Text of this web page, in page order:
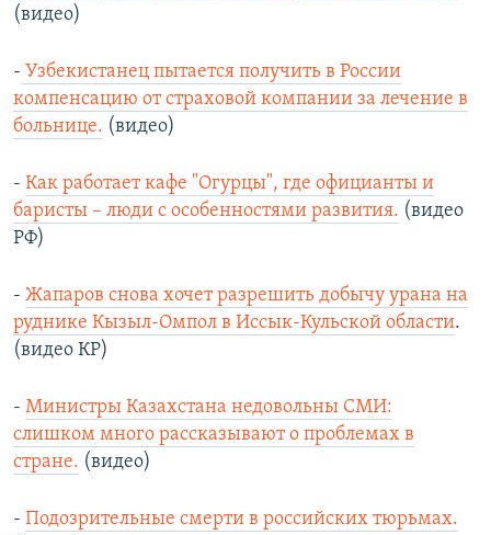
(видео)
- Узбекистанец пытается получить в России
компенсацию от страховой компании за лечение в
больнице. (видео)
- Как работает кафе "Огурцы", где официанты и
баристы – люди с особенностями развития. (видео
РФ)
- Жапаров снова хочет разрешить добычу урана на
руднике Кызыл-Омпол в Иссык-Кульской области.
(видео КР)
- Министры Казахстана недовольны СМИ:
слишком много рассказывают о проблемах в
стране. (видео)
- Подозрительные смерти в российских тюрьмах.